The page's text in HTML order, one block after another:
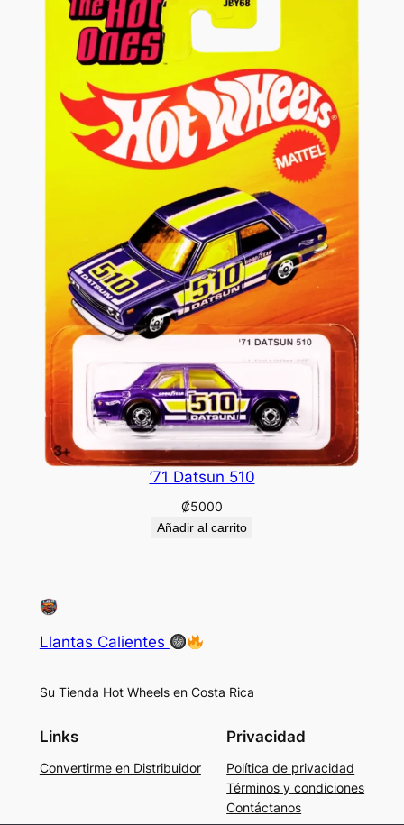
’71 Datsun 510
₡5000
Añadir al carrito
Llantas Calientes
Su Tienda Hot Wheels en Costa Rica
Links
Convertirme en Distribuidor
Privacidad
Política de privacidad
Términos y condiciones
Contáctanos